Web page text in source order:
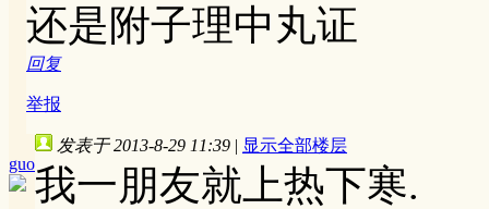
还是附子理中丸证
回复
举报
guo
发表于 2013-8-29 11:39 | 显示全部楼层
我一朋友就上热下寒.